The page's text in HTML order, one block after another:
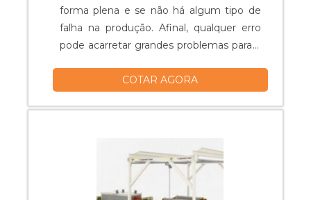
forma plena e se não há algum tipo de
falha na produção. Afinal, qualquer erro
pode acarretar grandes problemas para a
seladora em tais processos, é essencial
necessidades, e que ela esteja em
disponíveis, um deles é a seladora
COTAR AGORA